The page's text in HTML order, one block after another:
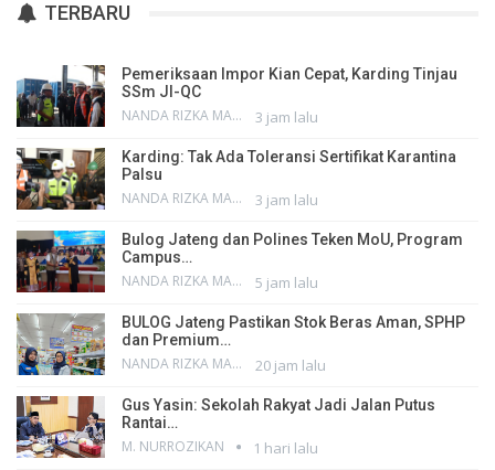
TERBARU
Pemeriksaan Impor Kian Cepat, Karding Tinjau
SSm JI-QC
NANDA RIZKA MAHENDRA 3 jam lalu
Karding: Tak Ada Toleransi Sertifikat Karantina
Palsu
NANDA RIZKA MAHENDRA 3 jam lalu
Bulog Jateng dan Polines Teken MoU, Program
Campus…
NANDA RIZKA MAHENDRA 5 jam lalu
BULOG Jateng Pastikan Stok Beras Aman, SPHP
dan Premium…
NANDA RIZKA MAHENDRA 20 jam lalu
Gus Yasin: Sekolah Rakyat Jadi Jalan Putus
Rantai…
M. NURROZIKAN 1 hari lalu